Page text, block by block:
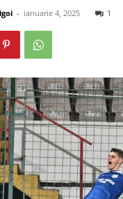
- ianuarie 4, 2025 1